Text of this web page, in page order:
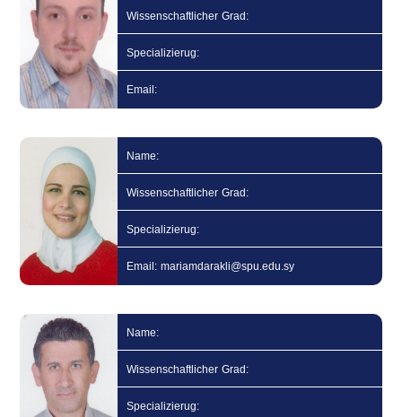
Wissenschaftlicher Grad:
Specializierug:
Email:
Name:
Wissenschaftlicher Grad:
Specializierug:
Email: mariamdarakli@spu.edu.sy
Name:
Wissenschaftlicher Grad:
Specializierug: